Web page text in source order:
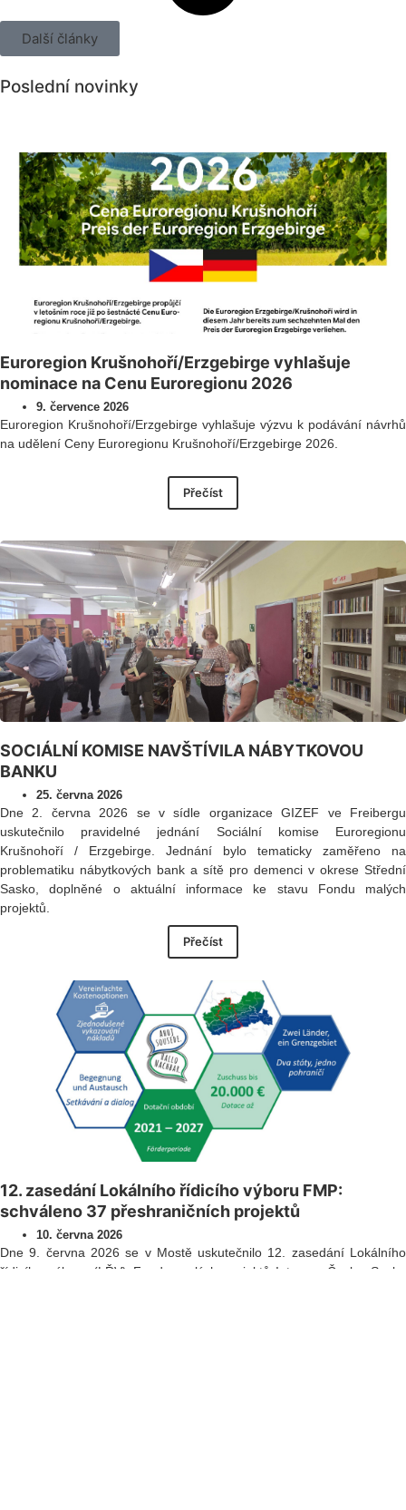
Další články
Poslední novinky
Euroregion Krušnohoří/Erzgebirge vyhlašuje
nominace na Cenu Euroregionu 2026
9. července 2026
Euroregion Krušnohoří/Erzgebirge vyhlašuje výzvu k podávání návrhů
na udělení Ceny Euroregionu Krušnohoří/Erzgebirge 2026.
Přečíst
SOCIÁLNÍ KOMISE NAVŠTÍVILA NÁBYTKOVOU
BANKU
25. června 2026
Dne 2. června 2026 se v sídle organizace GIZEF ve Freibergu
uskutečnilo pravidelné jednání Sociální komise Euroregionu
Krušnohoří / Erzgebirge. Jednání bylo tematicky zaměřeno na
problematiku nábytkových bank a sítě pro demenci v okrese Střední
Sasko, doplněné o aktuální informace ke stavu Fondu malých
projektů.
Přečíst
12. zasedání Lokálního řídicího výboru FMP:
schváleno 37 přeshraničních projektů
10. června 2026
Dne 9. června 2026 se v Mostě uskutečnilo 12. zasedání Lokálního
řídicího výboru (LŘV) Fondu malých projektů Interreg Česko–Sasko